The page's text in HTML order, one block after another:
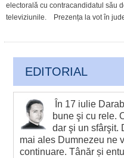
electorală cu contracandidatul său
televiziunile. Prezența la vot în
EDITORIAL
În 17 iulie
bune şi cu rele.
dar şi un sfârşit.
mai ales Dumnezeu ne
continuare. Tânăr și